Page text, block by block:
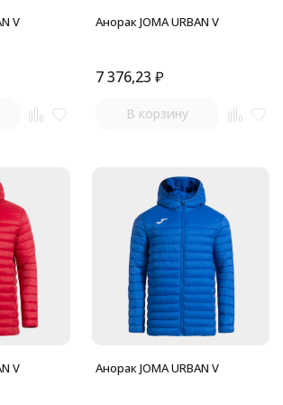
V Анорак JOMA URBAN V
7 376,23 ₽
В корзину
V Анорак JOMA URBAN V